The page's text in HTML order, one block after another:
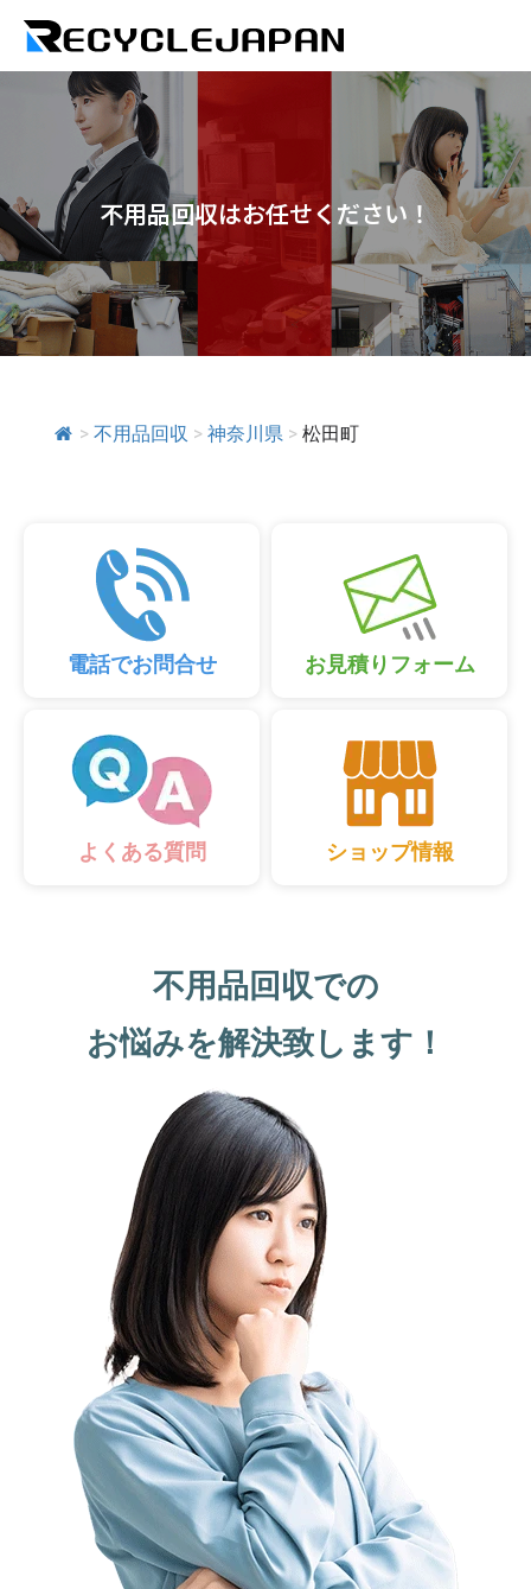
不用品回収はお任せください！
> 不用品回収 > 神奈川県 > 松田町
電話でお問合せ お見積りフォーム
よくある質問 ショップ情報
不用品回収での
お悩みを解決致します！